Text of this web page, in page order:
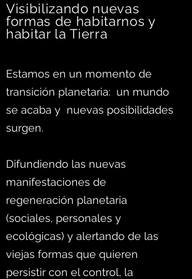
Visibilizando nuevas
formas de habitarnos y
habitar la Tierra
Estamos en un momento de
transición planetaria: un mundo
se acaba y nuevas posibilidades
surgen.
Difundiendo las nuevas
manifestaciones de
regeneración planetaria
(sociales, personales y
ecológicas) y alertando de las
viejas formas que quieren
persistir con el control, la